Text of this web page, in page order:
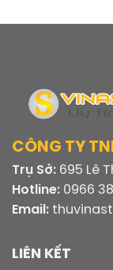
CÔNG TY
Trụ Sở: 695 Lê
Hotline: 0966
Email:
LIÊN KẾT